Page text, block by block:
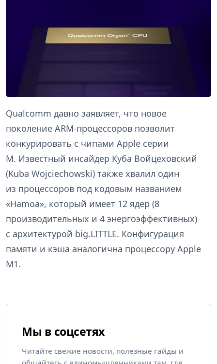
Qualcomm давно заявляет, что новое
поколение ARM-процессоров позволит
конкурировать с чипами Apple серии
M. Известный инсайдер Куба Войцеховский
(Kuba Wojciechowski) также хвалил один
из процессоров под кодовым названием
«Hamoa», который имеет 12 ядер (8
производительных и 4 энергоэффективных)
с архитектурой big.LITTLE. Конфигурация
памяти и кэша аналогична процессору Apple
M1.
Мы в соцсетях
Читайте свежие новости, полезные гайды и